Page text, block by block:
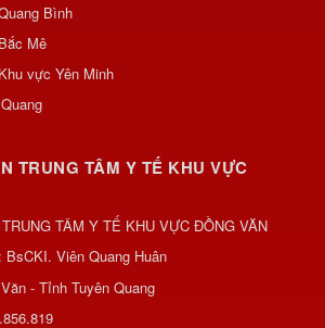
Bình
Mê
vực Yên Minh
TRUNG TÂM Y TẾ KHU VỰC
TÂM Y TẾ KHU VỰC ĐỒNG VĂN
BsCKI. Viên Quang Huân
- Tỉnh Tuyên Quang